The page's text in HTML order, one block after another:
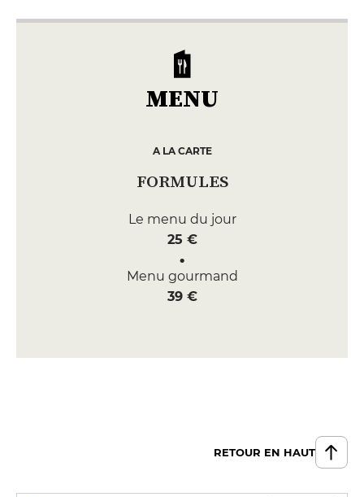
MENU
A LA CARTE
FORMULES
Le menu du jour
25 €
Menu gourmand
39 €
RETOUR EN HAUT